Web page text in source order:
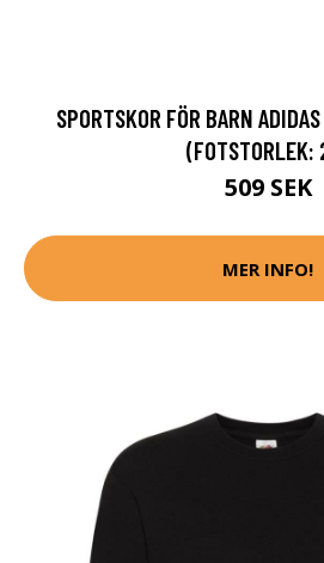
SPORTSKOR FÖR BARN
(FOTSTORLEK:
509 SEK
MER INFO!